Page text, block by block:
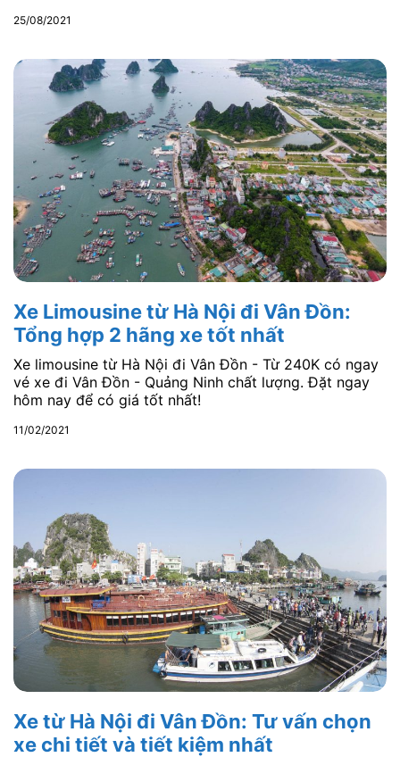
25/08/2021
Xe Limousine từ Hà Nội đi Vân Đồn:
Tổng hợp 2 hãng xe tốt nhất
Xe limousine từ Hà Nội đi Vân Đồn - Từ 240K có ngay
vé xe đi Vân Đồn - Quảng Ninh chất lượng. Đặt ngay
hôm nay để có giá tốt nhất!
11/02/2021
Xe từ Hà Nội đi Vân Đồn: Tư vấn chọn
xe chi tiết và tiết kiệm nhất